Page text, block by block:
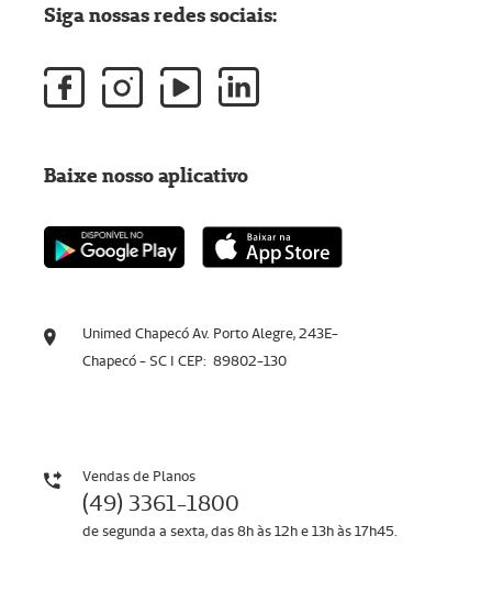
Unimed Chapecó Av. Porto Alegre, 243E-
Chapecó - SC I CEP: 89802-130
Vendas de Planos
(49) 3361-1800
de segunda a sexta, das 8h às 12h e 13h às 17h45.
Siga nossas redes sociais:
Baixe nosso aplicativo